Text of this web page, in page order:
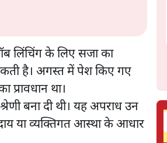
लिंचिंग के लिए सजा का
है। अगस्त में पेश किए गए
था।
बना दी थी। यह अपराध उन
या व्यक्तिगत आस्था के आधार